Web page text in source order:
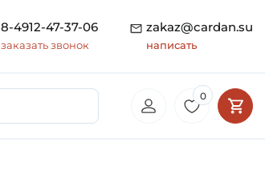
8-4912-47-37-06
заказать звонок
zakaz@cardan.su
написать
0